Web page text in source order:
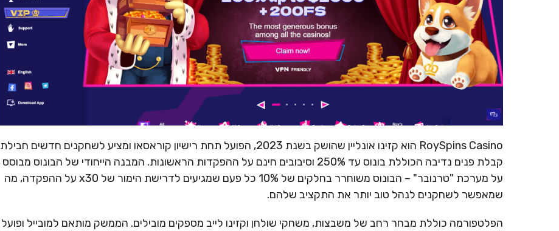
RoySpins Casino הוא קזינו אונליין שהושק בשנת 2023, הפועל תחת רישיון קוראסאו ומציע לשחקנים חדשים חבילת
קבלת פנים נדיבה הכוללת בונוס עד 250% וסיבובים חינם על ההפקדות הראשונות. המבנה הייחודי של הבונוס מבוסס
על מערכת "טרנובר" – הבונוס משוחרר בחלקים של 10% כל פעם שמגיעים לדרישת הימור של x30 על ההפקדה, מה
שמאפשר לשחקנים לנהל טוב יותר את התקציב שלהם.
הפלטפורמה כוללת מבחר רחב של משבצות, משחקי שולחן וקזינו לייב מספקים מובילים. הממשק מותאם למובייל ופועל